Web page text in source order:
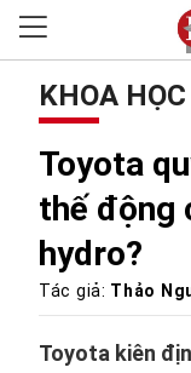
KHOA
Toyota
thế động
hydro?
Tác giả: Thảo
Toyota kiên